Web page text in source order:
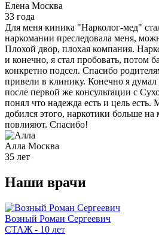
Елена Москва
33 года
Для меня киника "Нарколог-мед"
наркомании преследовала меня,
Плохой двор, плохая компания.
и конечно, я стал пробовать, потом
конкретно подсел. Спасибо
привели в клинику. Конечно я думал
после первой же консультации с
понял что надежда есть и цель есть.
добился этого, наркотики больше на
повлияют. Спасибо!
Алла Москва
35 лет
Наши врачи
Возный Роман Сергеевич
СТАЖ - 10 лет